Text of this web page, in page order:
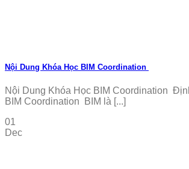
Nội Dung Khóa Học BIM Coordination
Nội Dung Khóa Học BIM Coordination
BIM Coordination BIM là [...]
01
Dec